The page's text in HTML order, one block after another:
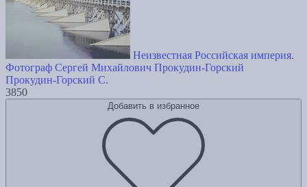
Неизвестная Российская империя.
Фотограф Сергей Михайлович Прокудин-Горский
Прокудин-Горский С.
3850
Добавить в избранное